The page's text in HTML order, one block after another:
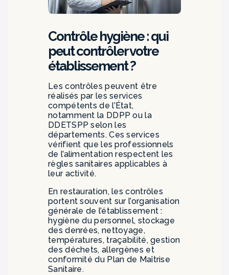
Contrôle hygiène : qui
peut contrôler votre
établissement ?
Les contrôles peuvent être
réalisés par les services
compétents de l’État,
notamment la DDPP ou la
DDETSPP selon les
départements. Ces services
vérifient que les professionnels
de l’alimentation respectent les
règles sanitaires applicables à
leur activité.
En restauration, les contrôles
portent souvent sur l’organisation
générale de l’établissement :
hygiène du personnel, stockage
des denrées, nettoyage,
températures, traçabilité, gestion
des déchets, allergènes et
conformité du Plan de Maîtrise
Sanitaire.